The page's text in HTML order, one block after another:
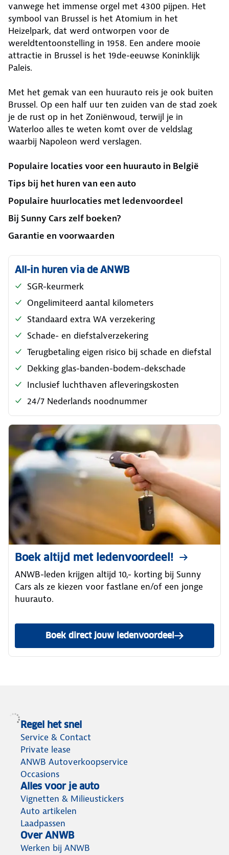
vanwege het immense orgel met 4300 pijpen. Het
symbool van Brussel is het Atomium in het
Heizelpark, dat werd ontworpen voor de
wereldtentoonstelling in 1958. Een andere mooie
attractie in Brussel is het 19de-eeuwse Koninklijk
Paleis.
Met het gemak van een huurauto reis je ook buiten
Brussel. Op een half uur ten zuiden van de stad zoek
je de rust op in het Zoniënwoud, terwijl je in
Waterloo alles te weten komt over de veldslag
waarbij Napoleon werd verslagen.
Populaire locaties voor een huurauto in België
Tips bij het huren van een auto
Populaire huurlocaties met ledenvoordeel
Bij Sunny Cars zelf boeken?
Garantie en voorwaarden
All-in huren via de ANWB
SGR-keurmerk
Ongelimiteerd aantal kilometers
Standaard extra WA verzekering
Schade- en diefstalverzekering
Terugbetaling eigen risico bij schade en diefstal
Dekking glas-banden-bodem-dekschade
Inclusief luchthaven afleveringskosten
24/7 Nederlands noodnummer
Boek altijd met ledenvoordeel!
ANWB-leden krijgen altijd 10,- korting bij Sunny
Cars als ze kiezen voor fastlane en/of een jonge
huurauto.
Boek direct jouw ledenvoordeel
Regel het snel
Service & Contact
Private lease
ANWB Autoverkoopservice
Occasions
Alles voor je auto
Vignetten & Milieustickers
Auto artikelen
Laadpassen
Over ANWB
Werken bij ANWB